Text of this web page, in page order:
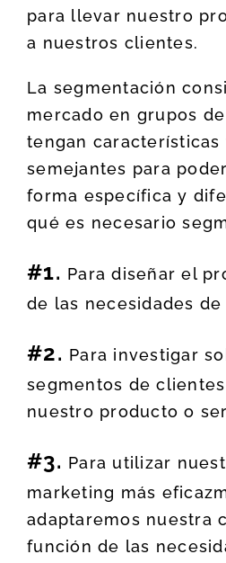
para llevar nuestro
a nuestros clientes.
La segmentación
mercado en grupos
tengan características
semejantes para
forma específica y
qué es necesario
#1. Para diseñar el
de las necesidades
#2. Para investigar
segmentos de
nuestro producto o
#3. Para utilizar
marketing más
adaptaremos nuestra
función de las